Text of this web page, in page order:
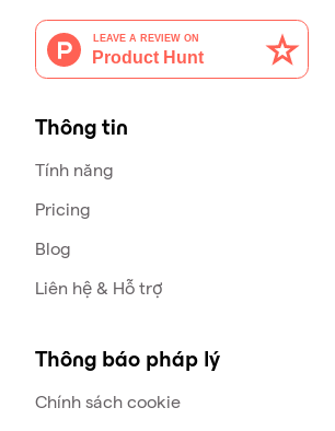
Thông tin
Tính năng
Pricing
Blog
Liên hệ & Hỗ trợ
Thông báo pháp lý
Chính sách cookie